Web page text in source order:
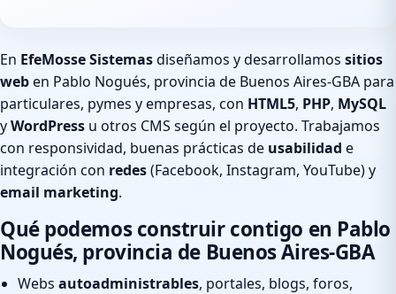
En EfeMosse Sistemasdiseñamos y desarrollamos sitios
weben Pablo Nogués, provincia de Buenos Aires-GBA para
particulares, pymes y empresas, con HTML5, PHP, MySQL
yWordPress u otros CMS según el proyecto. Trabajamos
con responsividad, buenas prácticas de usabilidad e
integración con redes(Facebook, Instagram, YouTube) y
email marketing.
Qué podemos construir contigo en Pablo
Nogués, provincia de Buenos Aires-GBA
Webs autoadministrables, portales, blogs, foros,